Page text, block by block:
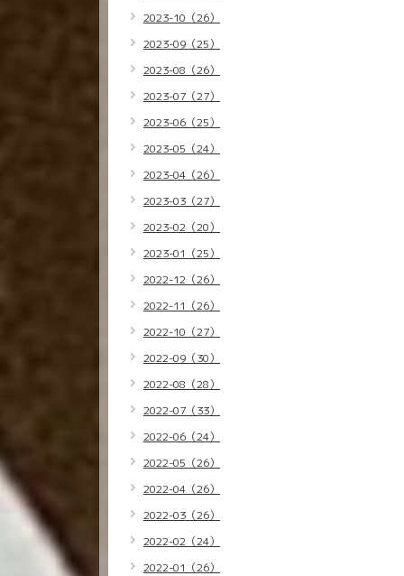
2023-10（26）
2023-09（25）
2023-08（26）
2023-07（27）
2023-06（25）
2023-05（24）
2023-04（26）
2023-03（27）
2023-02（20）
2023-01（25）
2022-12（26）
2022-11（26）
2022-10（27）
2022-09（30）
2022-08（28）
2022-07（33）
2022-06（24）
2022-05（26）
2022-04（26）
2022-03（26）
2022-02（24）
2022-01（26）